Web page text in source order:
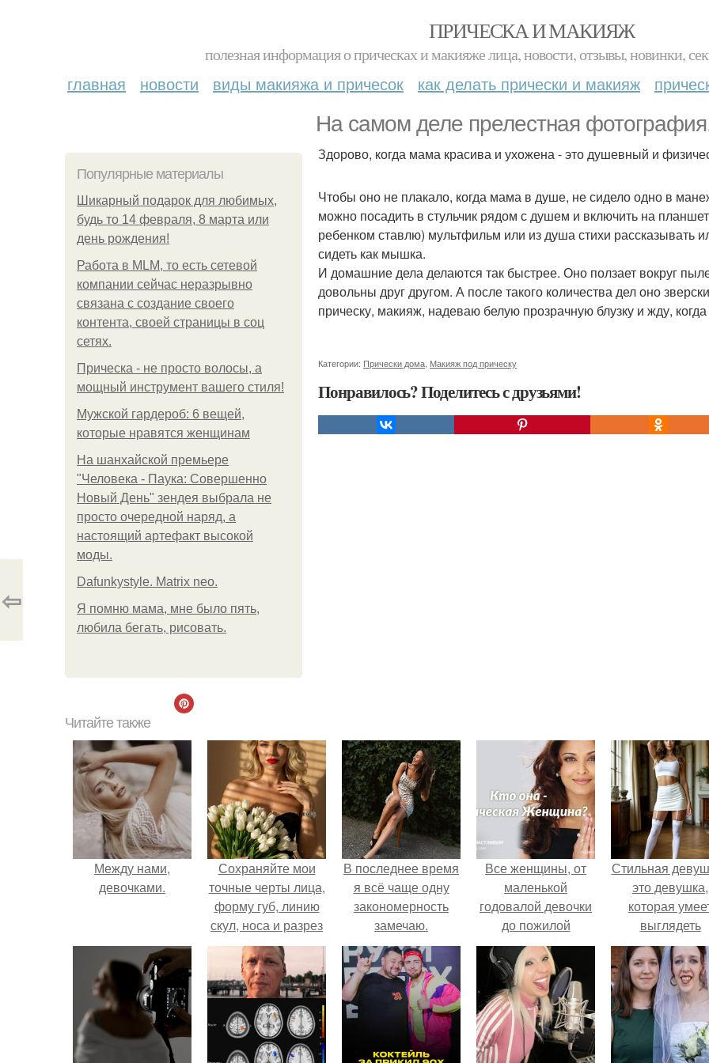
ПРИЧЕСКА И МАКИЯЖ
полезная информация о прическах и макияже лица, новости, отзывы, новинки,
главная новости виды макияжа и причесок как делать прически и макияж
На самом деле прелестная
Популярные материалы
Шикарный подарок для любимых,
будь то 14 февраля, 8 марта или
день рождения!
Работа в MLM, то есть сетевой
компании сейчас неразрывно
связана с создание своего
контента, своей страницы в соц
сетях.
Прическа - не просто волосы, а
мощный инструмент вашего стиля!
Мужской гардероб: 6 вещей,
которые нравятся женщинам
На шанхайской премьере
"Человека - Паука: Совершенно
Новый День" зендея выбрала не
просто очередной наряд, а
настоящий артефакт высокой
моды.
Dafunkystyle. Matrix neo.
Я помню мама, мне было пять,
любила бегать, рисовать.
Здорово, когда мама красива и ухожена - это душевный и
Чтобы оно не плакало, когда мама в душе, не сидело одно в
можно посадить в стульчик рядом с душем и включить на
ребенком ставлю) мультфильм или из душа стихи рассказывать
сидеть как мышка.
И домашние дела делаются так быстрее. Оно ползает вокруг
довольны друг другом. А после такого количества дел оно
прическу, макияж, надеваю белую прозрачную блузку и жду,
Категории: Прически дома Макияж под прическу
Понравилось? Поделитесь с друзьями!
⇦
Читайте также
Между нами,
девочками.
Сохраняйте мои
точные черты лица,
форму губ, линию
скул, носа и разрез
глаз.
В последнее время
я всё чаще одну
закономерность
замечаю.
Все женщины, от
маленькой
годовалой девочки
до пожилой
женщины, носят в
волосах живые
цветы, гирлянды
жасмина, розы или
орхидеи ….
Стильная
это девушка,
которая
выглядеть
элегантно в
ситуации.